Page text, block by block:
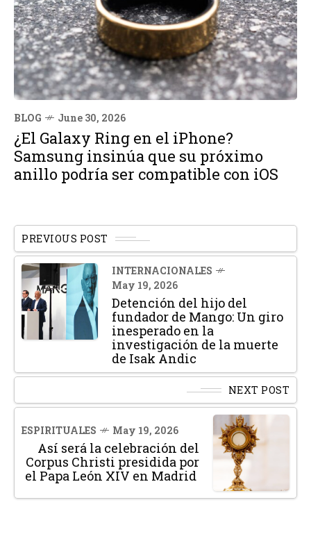
BLOG June 30, 2026
¿El Galaxy Ring en el iPhone?
Samsung insinúa que su próximo
anillo podría ser compatible con iOS
PREVIOUS POST
INTERNACIONALES
May 19, 2026
Detención del hijo del
fundador de Mango: Un giro
inesperado en la
investigación de la muerte
de Isak Andic
NEXT POST
ESPIRITUALES May 19, 2026
Así será la celebración del
Corpus Christi presidida por
el Papa León XIV en Madrid